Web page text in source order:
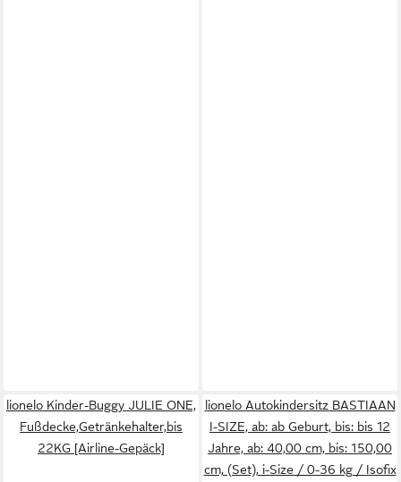
lionelo Kinder-Buggy JULIE ONE,
Fußdecke,Getränkehalter,bis
22KG [Airline-Gepäck]
lionelo Autokindersitz BASTIAAN
I-SIZE, ab: ab Geburt, bis: bis 12
Jahre, ab: 40,00 cm, bis: 150,00
cm, (Set), i-Size / 0-36 kg / Isofix